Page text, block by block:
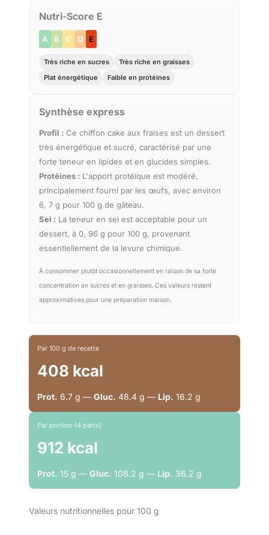
Nutri-Score E
A B C D E
Très riche en sucres
Très riche en graisses
Plat énergétique
Faible en protéines
Synthèse express
Profil : Ce chiffon cake aux fraises est un dessert
très énergétique et sucré, caractérisé par une
forte teneur en lipides et en glucides simples.
Protéines : L'apport protéique est modéré,
principalement fourni par les œufs, avec environ
6, 7 g pour 100 g de gâteau.
Sel : La teneur en sel est acceptable pour un
dessert, à 0, 96 g pour 100 g, provenant
essentiellement de la levure chimique.
À consommer plutôt occasionnellement en raison de sa forte
concentration en sucres et en graisses. Ces valeurs restent
approximatives pour une préparation maison.
Par 100 g de recette
408 kcal
Prot. 6.7 g — Gluc. 48.4 g — Lip. 16.2 g
Par portion (4 parts)
912 kcal
Prot. 15 g — Gluc. 108.2 g — Lip. 36.2 g
Valeurs nutritionnelles pour 100 g